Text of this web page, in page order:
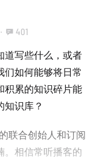
· 401
道写些什么，或者
们如何能够将日常
积累的知识碎片能
知识库？
联合创始人和订阅
。相信常听播客的